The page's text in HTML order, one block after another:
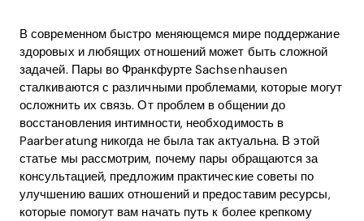
В современном быстро меняющемся мире поддержание
здоровых и любящих отношений может быть сложной
задачей. Пары во Франкфурте Sachsenhausen
сталкиваются с различными проблемами, которые могут
осложнить их связь. От проблем в общении до
восстановления интимности, необходимость в
Paarberatung никогда не была так актуальна. В этой
статье мы рассмотрим, почему пары обращаются за
консультацией, предложим практические советы по
улучшению ваших отношений и предоставим ресурсы,
которые помогут вам начать путь к более крепкому